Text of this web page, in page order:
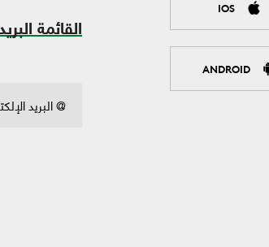
IOS
ANDROID
القائمة